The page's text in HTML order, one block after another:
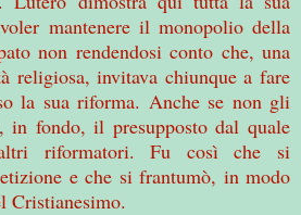
mantenere il monopolio della
non rendendosi conto che, una
religiosa, invitava chiunque a fare
la sua riforma. Anche se non gli
in fondo, il presupposto dal quale
riformatori. Fu così che si
e che si frantumò, in modo
Cristianesimo.